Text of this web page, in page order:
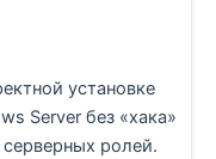
установке
Server без «хака»
ролей.